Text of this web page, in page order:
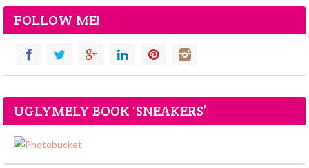
FOLLOW ME!
UGLYMELY BOOK ‘SNEAKERS’